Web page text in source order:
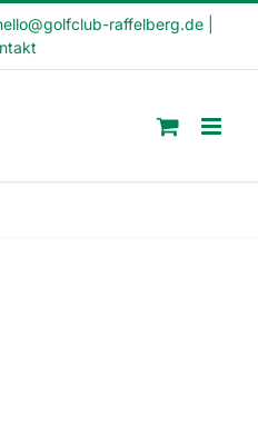
raffelberg.de